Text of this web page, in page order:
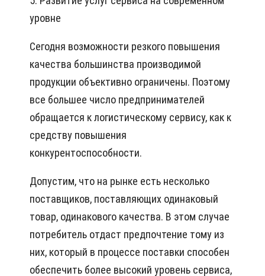
уровне
Сегодня возможности резкого повышения
качества большинства производимой
продукции объективно ограничены. Поэтому
все большее число предпринимателей
обращается к логистическому сервису, как к
средству повышения
конкурентоспособности.
Допустим, что на рынке есть несколько
поставщиков, поставляющих одинаковый
товар, одинакового качества. В этом случае
потребитель отдаст предпочтение тому из
них, который в процессе поставки способен
обеспечить более высокий уровень сервиса,